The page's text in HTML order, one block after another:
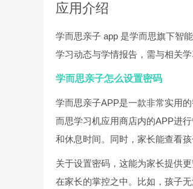
应用介绍
学而思亲子 app 是学而思旗下智
学习动态与学情报告，需与相关
学而思亲子怎么设置密码
学而思亲子APP是一款非常实用
而思学习机应用商店内的APP进
和休息时间。同时，家长能查看
关于设置密码，这能为家长提供
在家长的掌控之中。比如，孩子